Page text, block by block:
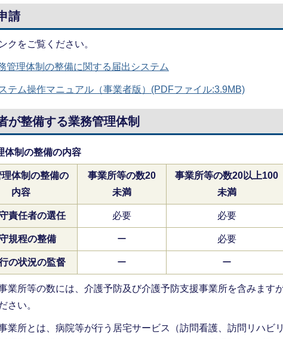
請
クをご覧ください。
管理体制の整備に関する届出システム
テム操作マニュアル（事業者版）(PDFファイル:3.9MB)
が整備する業務管理体制
体制の整備の内容
体制の整備の
内容
事業所等の数20
未満
事業所等の数20以上100
未満
責任者の選任 必要 必要
規程の整備 ー 必要
の状況の監督 ー ー
事業所等の数には、介護予防及び介護予防支援事業所を含みます
さい。
業所とは、病院等が行う居宅サービス（訪問看護、訪問リハビ